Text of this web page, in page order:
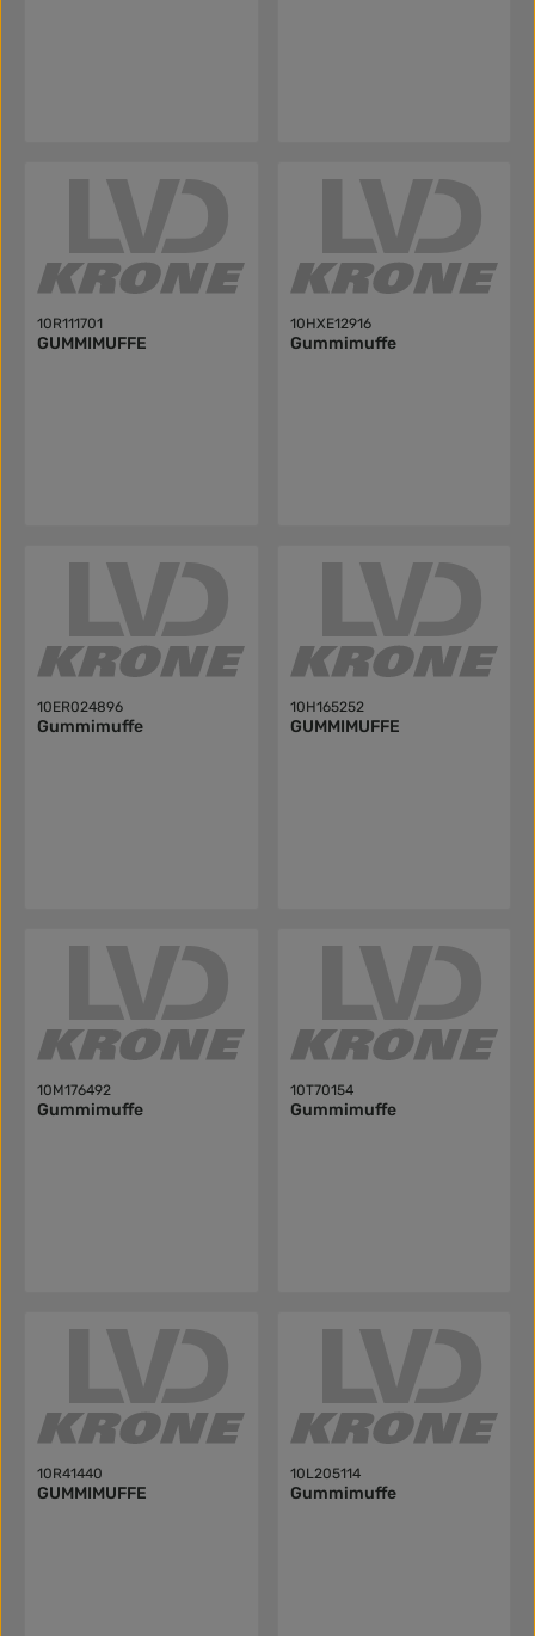
10R111701
GUMMIMUFFE
10HXE12916
Gummimuffe
10ER024896
Gummimuffe
10H165252
GUMMIMUFFE
10M176492
Gummimuffe
10T70154
Gummimuffe
10R41440
GUMMIMUFFE
10L205114
Gummimuffe